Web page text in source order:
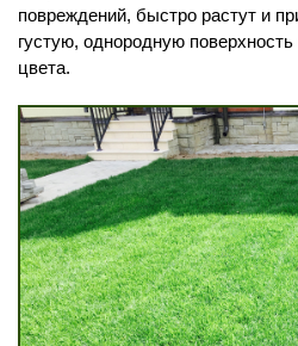
повреждений, быстро растут и
густую, однородную
цвета.